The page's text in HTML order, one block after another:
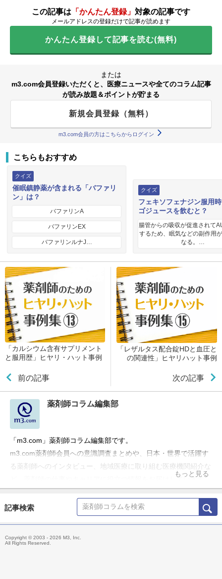
この記事は 「かんたん登録」 対象の記事です
メールアドレスの登録だけで記事が読めます
かんたん登録して記事を読む(無料)
または
m3.com会員登録いただくと、医療ニュースや全てのコラム記事
が読み放題＆ポイントが貯まる
新規会員登録（無料）
m3.com会員の方はこちらからログイン
こちらもおすすめ
クイズ
催眠鎮静薬が含まれる「バファリ
ン」は？
バファリンA
バファリンEX
バファリンルナJ…
クイズ
フェキソフェナジン服用
ゴジュースを飲むと？
腸管からの吸収が促進されて
するため、眠気などの副作用
なる。…
「カルシウム含有サプリメント
と服用歴」ヒヤリ・ハット事例
前の記事
「レザルタス配合錠HDと血圧と
の関連性」ヒヤリハット事例
次の記事
薬剤師コラム編集部
「m3.com」薬剤師コラム編集部です。
m3.com薬剤師会員への意識調査まとめや、日本・世界で活躍す
る薬剤師へのインタビュー、地域医療に取り組む医療機関紹介な
ど、薬剤師の仕事やキャリアに役立つ情報をお届けしています。
もっと見る
記事検索
Copyright © 2003 - 2026 M3, Inc.
All Rights Reserved.